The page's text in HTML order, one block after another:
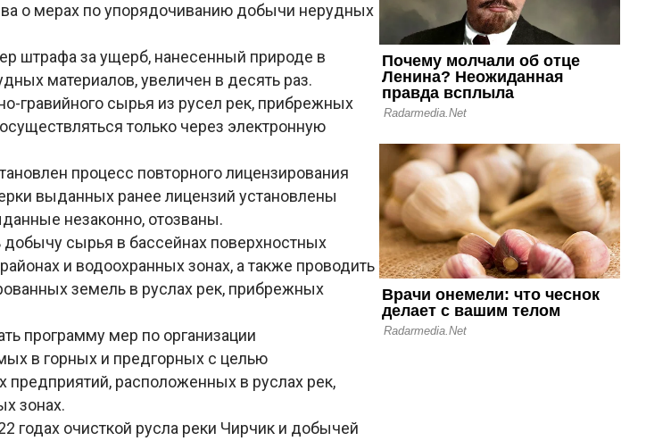
о мерах по упорядочиванию добычи нерудных
штрафа за ущерб, нанесенный природе в
материалов, увеличен в десять раз.
гравийного сырья из русел рек, прибрежных
только через электронную
процесс повторного лицензирования
выданных ранее лицензий установлены
незаконно, отозваны.
добычу сырья в бассейнах поверхностных
и водоохранных зонах, а также проводить
земель в руслах рек, прибрежных
программу мер по организации
в горных и предгорных с целью
предприятий, расположенных в руслах рек,
зонах.
годах очисткой русла реки Чирчик и добычей